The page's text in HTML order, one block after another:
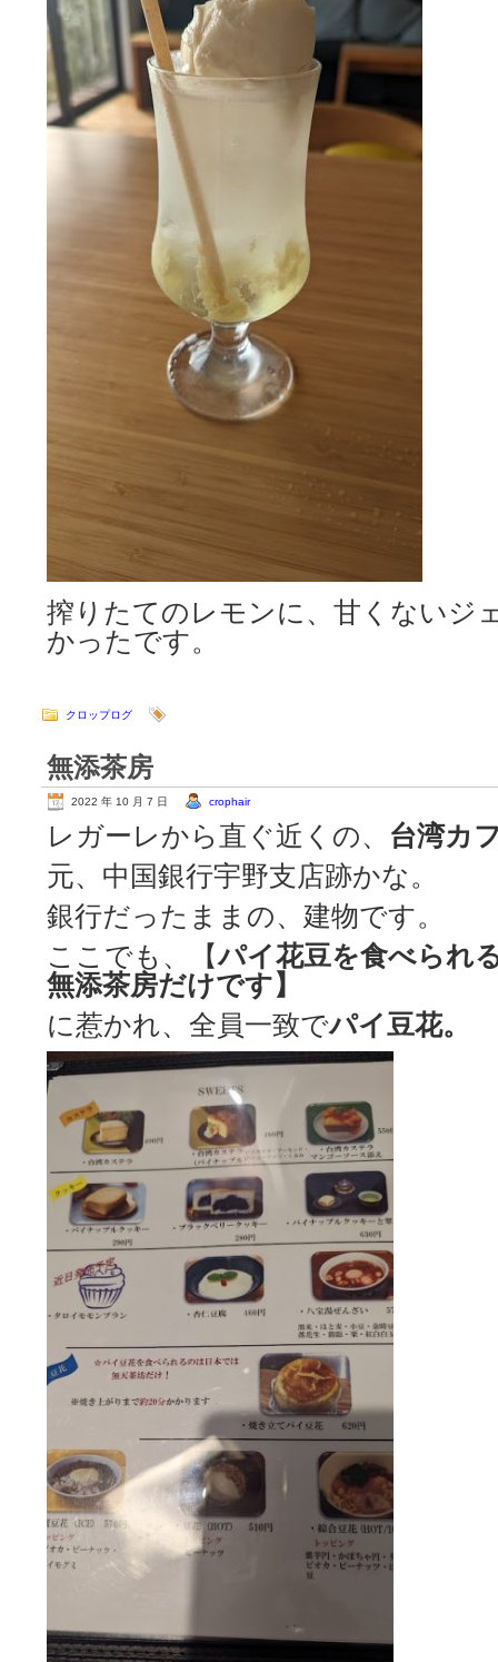
搾りたてのレモンに、甘くないジ
かったです。
クロップログ
無添茶房
2022 年 10 月 7 日 crophair
レガーレから直ぐ近くの、 台湾カ
元、中国銀行宇野支店跡かな。
銀行だったままの、建物です。
ここでも、【パイ花豆を食べられ
無添茶房だけです】
に惹かれ、全員一致でパイ豆花。